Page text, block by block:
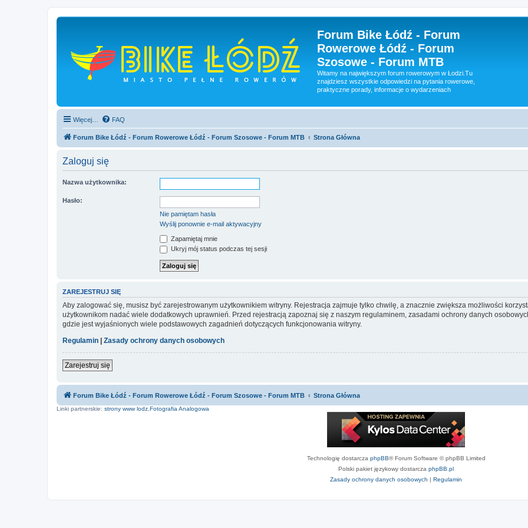
Forum Bike Łódź - Forum
Rowerowe Łódź - Forum
Szosowe - Forum MTB
Witamy na największym forum rowerowym w Łodzi.Tu
znajdziesz wszystkie odpowiedzi na pytania rowerowe,
praktyczne porady, informacje o wydarzeniach
Więcej… FAQ
Forum Bike Łódź - Forum Rowerowe Łódź - Forum Szosowe - Forum MTB Strona Główna
Zaloguj się
Nazwa użytkownika:
Hasło:
Nie pamiętam hasła
Wyślij ponownie e-mail aktywacyjny
Zapamiętaj mnie
Ukryj mój status podczas tej sesji
ZAREJESTRUJ SIĘ
Aby zalogować się, musisz być zarejestrowanym użytkownikiem witryny. Rejestracja zajmuje tylko chwilę, a znacznie zwiększa możliwości
użytkownikom nadać wiele dodatkowych uprawnień. Przed rejestracją zapoznaj się z naszym regulaminem, zasadami ochrony danych
gdzie jest wyjaśnionych wiele podstawowych zagadnień dotyczących funkcjonowania witryny.
Regulamin
Zasady ochrony danych osobowych
Zarejestruj się
Forum Bike Łódź - Forum Rowerowe Łódź - Forum Szosowe - Forum MTB Strona Główna
Linki partnerskie: strony www lodz,Fotografia Analogowa
Technologię dostarcza phpBB® Forum Software © phpBB Limited
Polski pakiet językowy dostarcza phpBB.pl
Zasady ochrony danych osobowych | Regulamin